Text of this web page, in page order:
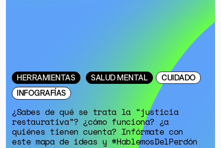
HERRAMIENTAS SALUD MENTAL
CUIDADO
INFOGRAFÍAS
¿Sabes de qué se trata la “justicia
restaurativa”? ¿cómo funciona? ¿a
quiénes tienen cuenta? Infórmate con
este mapa de ideas y #HablemosDelPerdón